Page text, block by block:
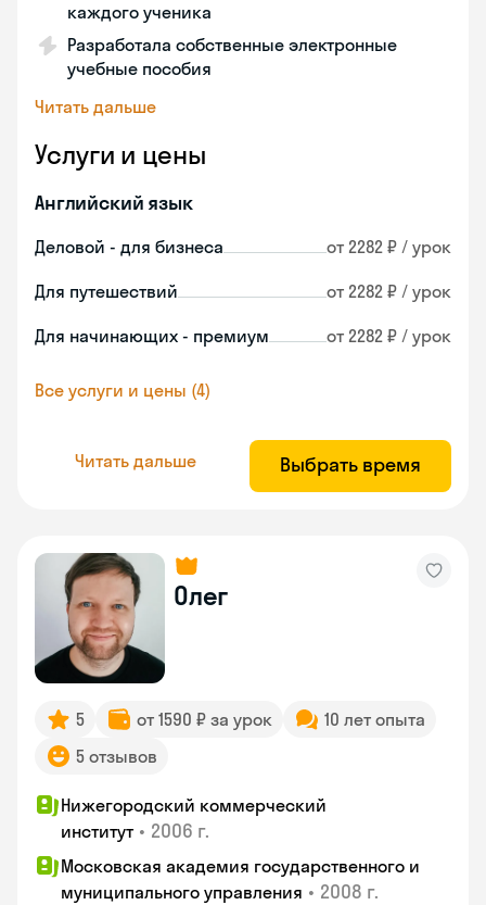
каждого ученика
Разработала собственные электронные
учебные пособия
Читать дальше
Услуги и цены
Английский язык
Деловой - для бизнеса от 2282 ₽ / урок
Для путешествий от 2282 ₽ / урок
Для начинающих - премиум от 2282 ₽ / урок
Все услуги и цены (4)
Читать дальше Выбрать время
Олег
5 от 1590 ₽ за урок
10 лет опыта
5 отзывов
Нижегородский коммерческий
институт • 2006 г.
Московская академия государственного и
муниципального управления • 2008 г.